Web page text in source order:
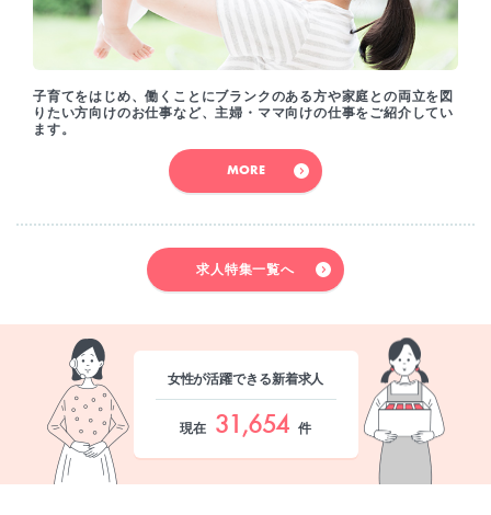
子育てをはじめ、働くことにブランクのある方や家庭との両立を図
りたい方向けのお仕事など、主婦・ママ向けの仕事をご紹介してい
ます。
MORE
求人特集一覧へ
女性が活躍できる新着求人
現在 31,654 件